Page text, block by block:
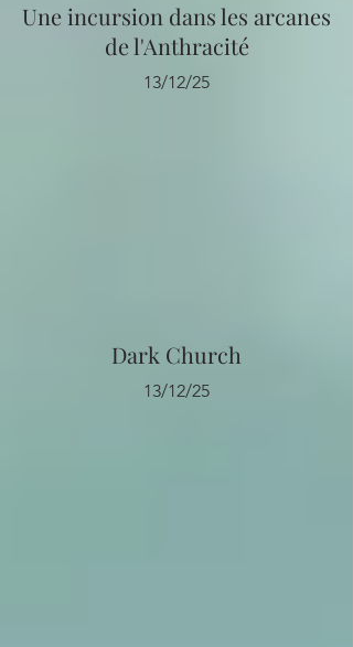
Une incursion dans les arcanes
de l'Anthracité
13/12/25
Dark Church
13/12/25